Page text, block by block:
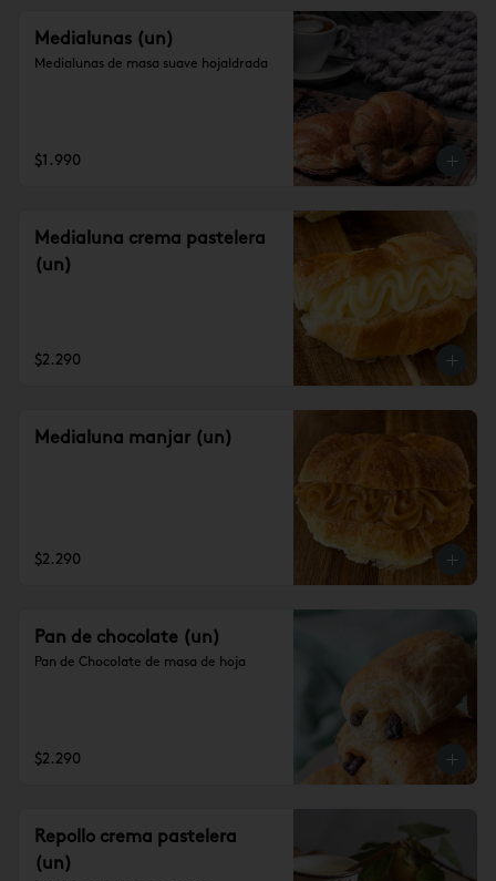
Medialunas (un)
Medialunas de masa suave hojaldrada
$1.990
Medialuna crema pastelera
(un)
$2.290
Medialuna manjar (un)
$2.290
Pan de chocolate (un)
Pan de Chocolate de masa de hoja
$2.290
Repollo crema pastelera
(un)